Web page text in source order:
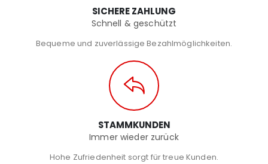
SICHERE ZAHLUNG
Schnell & geschützt
Bequeme und zuverlässige Bezahlmöglichkeiten.
STAMMKUNDEN
Immer wieder zurück
Hohe Zufriedenheit sorgt für treue Kunden.